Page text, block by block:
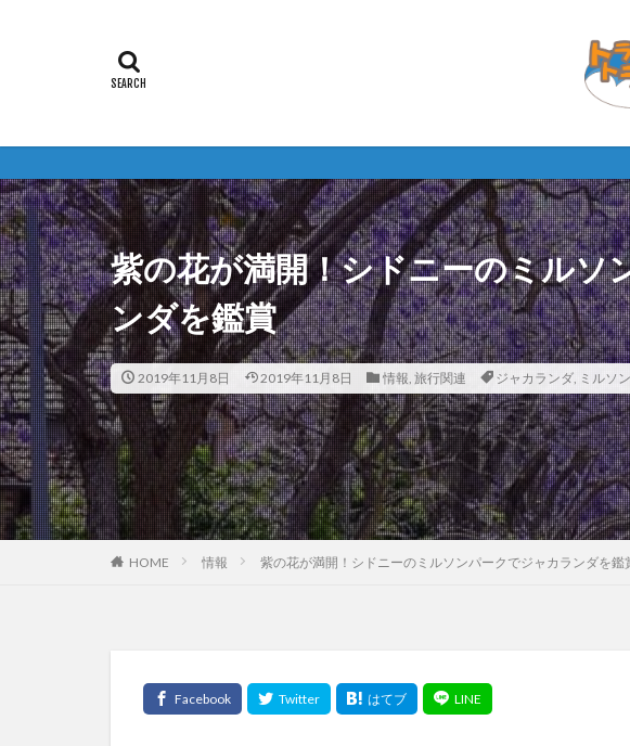
紫の花が満開！シドニーのミルソ
ンダを鑑賞
2019年11月8日 2019年11月8日 情報, 旅行関連 ジャカランダ, ミルソ
HOME 情報 紫の花が満開！シドニーのミルソンパークでジャカランダを鑑